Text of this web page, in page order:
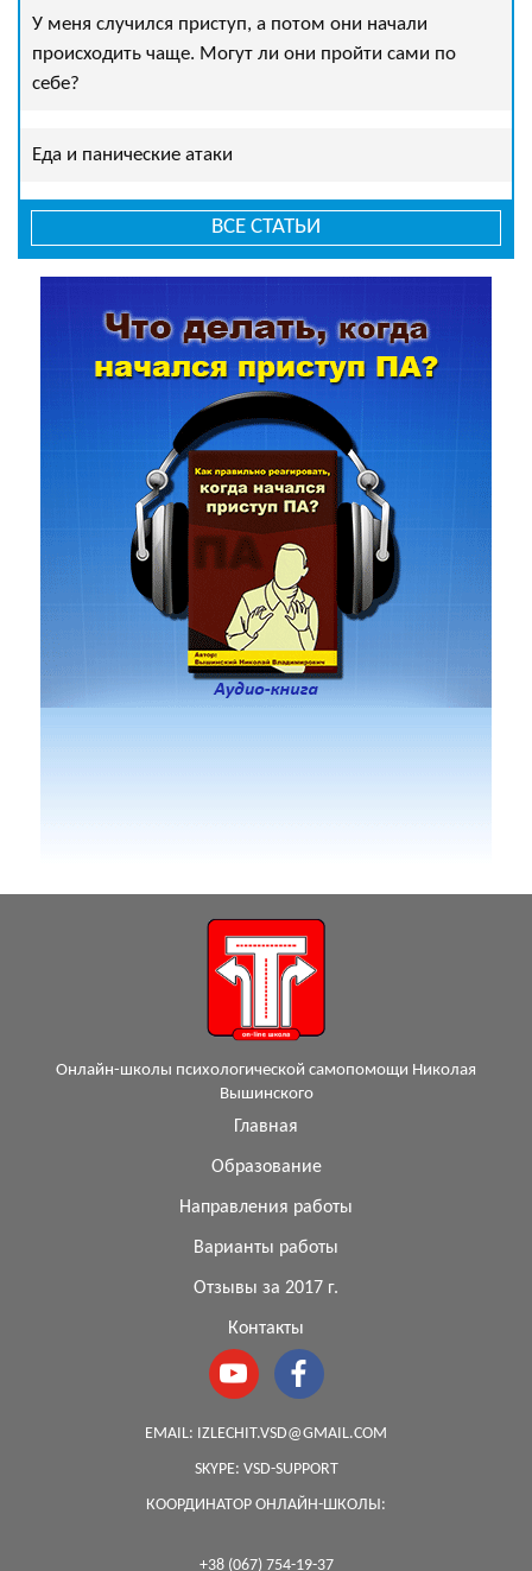
У меня случился приступ, а потом они начали
происходить чаще. Могут ли они пройти сами по
себе?
Еда и панические атаки
ВСЕ СТАТЬИ
Онлайн-школы психологической самопомощи Николая
Вышинского
Главная
Образование
Направления работы
Варианты работы
Отзывы за 2017 г.
Контакты
EMAIL: IZLECHIT.VSD@GMAIL.COM
SKYPE: VSD-SUPPORT
КООРДИНАТОР ОНЛАЙН-ШКОЛЫ:
+38 (067) 754-19-37